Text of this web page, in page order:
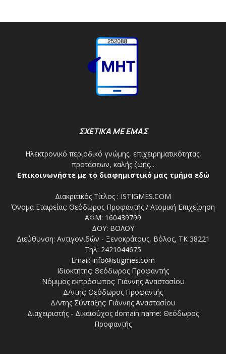
ΣΧΕΤΙΚΑ ΜΕ ΕΜΑΣ
Ηλεκτρονικό περιοδικό γνώμης, επιχειρηματικότητας,
προτάσεων, καλής ζωής...
Επικοινωνήστε με το διαφημιστικό μας τμήμα εδώ
Διακριτικός Τίτλος : ISTIGMES.COM
Όνομα Εταιρείας: Θεόδωρος Προφαντής / Ατομική Επιχείρηση
ΑΦΜ: 160439799
ΔΟΥ: ΒΟΛΟΥ
Διεύθυνση: Αντιγονιδών - Ξενοκράτους, Βόλος, ΤΚ 38221
Τηλ: 2421044675
Email: info@istigmes.com
Ιδιοκτήτης: Θεόδωρος Προφαντής
Νόμιμος εκπρόσωπος: Γιάννης Αναστασίου
Δ/ντης: Θεόδωρος Προφαντής
Δ/ντης Σύνταξης: Γιάννης Αναστασίου
Διαχειριστής - Δικαιούχος domain name: Θεόδωρος
Προφαντής